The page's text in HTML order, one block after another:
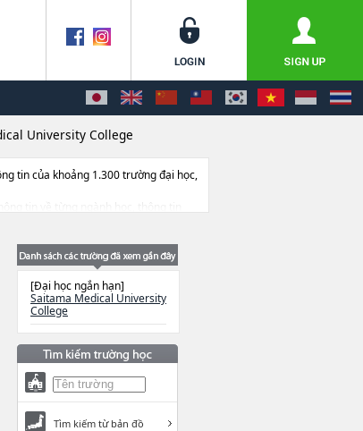
University College
tin của khoảng 1.300 trường đại học,
tin về từng ngành học, thông tin
[Đại học ngắn hạn]
Saitama Medical University
College
Tìm kiếm từ bản đồ